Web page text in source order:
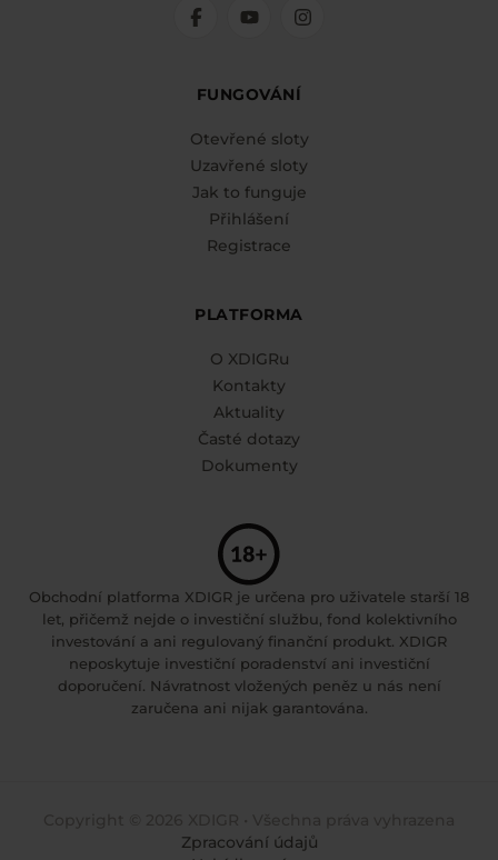
FUNGOVÁNÍ
Otevřené sloty
Uzavřené sloty
Jak to funguje
Přihlášení
Registrace
PLATFORMA
O XDIGRu
Kontakty
Aktuality
Časté dotazy
Dokumenty
Obchodní platforma XDIGR je určena pro uživatele starší 18
let, přičemž nejde o investiční službu, fond kolektivního
investování a ani regulovaný finanční produkt. XDIGR
neposkytuje investiční poradenství ani investiční
doporučení. Návratnost vložených peněz u nás není
zaručena ani nijak garantována.
Zpracování údajů